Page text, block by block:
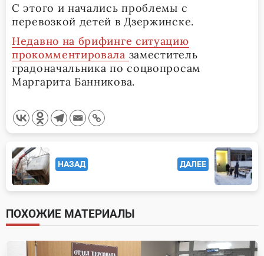
С этого и начались проблемы с
перевозкой детей в Дзержинске.
Недавно на брифинге ситуацию
прокомментировала заместитель
градоначальника по соцвопросам
Маргарита Банникова.
<span
class="nav-
subtitle
screen-
reader-
text">Page</span>
НАЗАД ДАЛЕЕ
ПОХОЖИЕ МАТЕРИАЛЫ